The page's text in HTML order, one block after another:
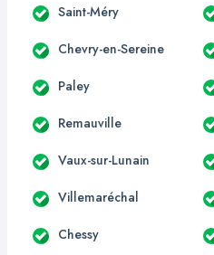
Saint-Méry
Chevry-en-Sereine
Paley
Remauville
Vaux-sur-Lunain
Villemaréchal
Chessy